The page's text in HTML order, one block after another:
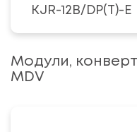
KJR-12B/DP(T)-E
Модули,
MDV